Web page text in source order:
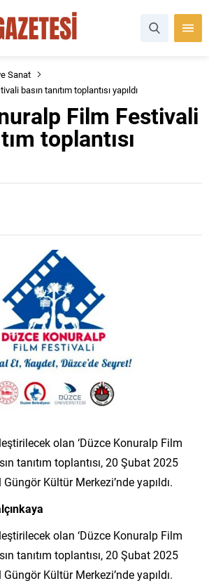
Sanat
basın tanıtım toplantısı yapıldı
Film Festivali
toplantısı
olan ‘Düzce Konuralp Film
tanıtım toplantısı, 20 Şubat 2025
Kültür Merkezi’nde yapıldı.
olan ‘Düzce Konuralp Film
tanıtım toplantısı, 20 Şubat 2025
Kültür Merkezi’nde yapıldı.